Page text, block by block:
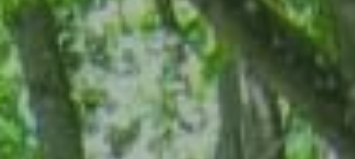
Tribune enseignante
Ressources
Échangeons